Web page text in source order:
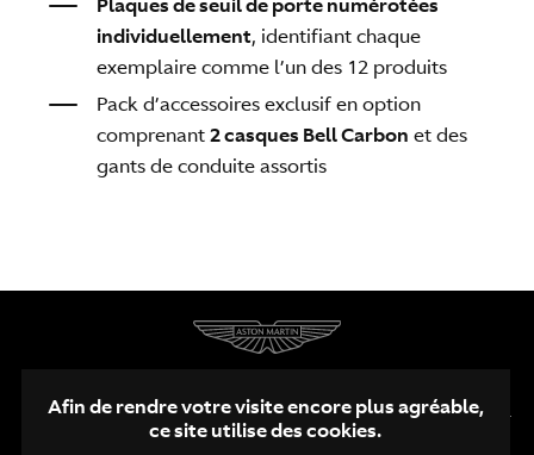
individuellement, identifiant chaque
exemplaire comme l’un des 12 produits
Pack d’accessoires exclusif en option
comprenant2 casques Bell Carbon et des
gants de conduite assortis
Afin de rendre votre visite encore plus agréable,
ce site utilise des cookies.